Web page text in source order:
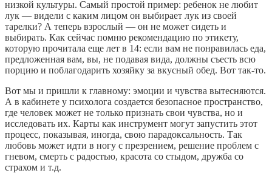
низкой культуры. Самый простой пример: ребенок не любит
лук — видели с каким лицом он выбирает лук из своей
тарелки? А теперь взрослый — он не может сидеть и
выбирать. Как сейчас помню рекомендацию по этикету,
которую прочитала еще лет в 14: если вам не понравилась еда,
предложенная вам, вы, не подавая вида, должны съесть всю
порцию и поблагодарить хозяйку за вкусный обед. Вот так-то.
Вот мы и пришли к главному: эмоции и чувства вытесняются.
А в кабинете у психолога создается безопасное пространство,
где человек может не только признать свои чувства, но и
исследовать их. Карты как инструмент могут запустить этот
процесс, показывая, иногда, свою парадоксальность. Так
любовь может идти в ногу с презрением, решение проблем с
гневом, смерть с радостью, красота со стыдом, дружба со
страхом и т.д.